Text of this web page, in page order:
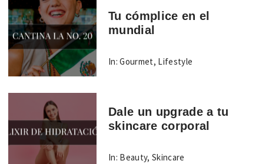
Tu cómplice en el
mundial
In: Gourmet, Lifestyle
Dale un upgrade a tu
skincare corporal
In: Beauty,Skincare